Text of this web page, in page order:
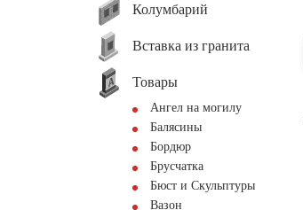
Колумбарий
Вставка из гранита
Товары
Ангел на могилу
Балясины
Бордюр
Брусчатка
Бюст и Скульптуры
Вазон